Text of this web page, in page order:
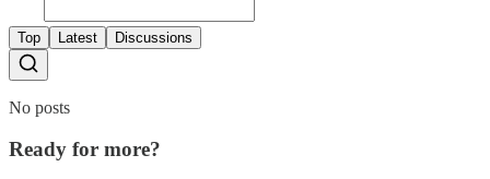
Top Latest Discussions
No posts
Ready for more?